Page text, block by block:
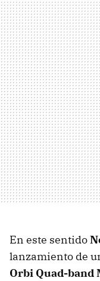
En este sentido
lanzamiento de
Orbi Quad-band